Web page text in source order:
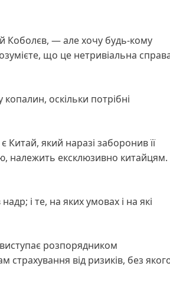
Коболєв, — але хочу будь-кому
що це нетривіальна
копалин, оскільки потрібні
який наразі заборонив її
належить ексклюзивно китайцям.
і те, на яких умовах і на які
розпорядником
від ризиків, без